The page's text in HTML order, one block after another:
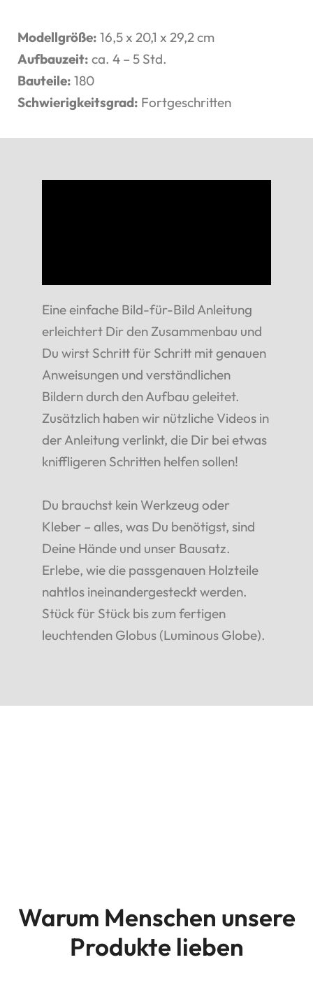
Modellgröße: 16,5 x 20,1 x 29,2 cm
Aufbauzeit: ca. 4 – 5 Std.
Bauteile: 180
Schwierigkeitsgrad: Fortgeschritten
Eine einfache Bild-für-Bild Anleitung
erleichtert Dir den Zusammenbau und
Du wirst Schritt für Schritt mit genauen
Anweisungen und verständlichen
Bildern durch den Aufbau geleitet.
Zusätzlich haben wir nützliche Videos in
der Anleitung verlinkt, die Dir bei etwas
kniffligeren Schritten helfen sollen!
Du brauchst kein Werkzeug oder
Kleber – alles, was Du benötigst, sind
Deine Hände und unser Bausatz.
Erlebe, wie die passgenauen Holzteile
nahtlos ineinandergesteckt werden.
Stück für Stück bis zum fertigen
leuchtenden Globus (Luminous Globe).
Warum Menschen unsere
Produkte lieben